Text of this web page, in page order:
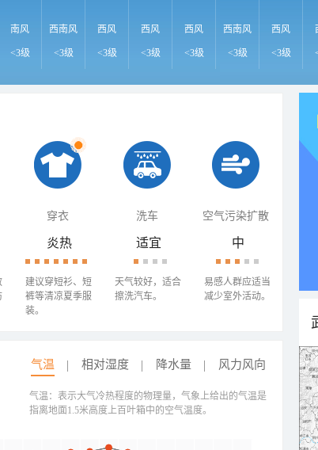
南风
<3级
西南风
<3级
西风
<3级
西风
<3级
西风
<3级
西南风
<3级
西风
<3级
穿衣 洗车 空气污染扩散
炎热
建议穿短衫、短
裤等清凉夏季服
装。
适宜
天气较好，适合
擦洗汽车。
中
易感人群应适当
减少室外活动。
气温 相对湿度 降水量 风力风向
气温：表示大气冷热程度的物理量，气象上给出的气温是
指离地面1.5米高度上百叶箱中的空气温度。